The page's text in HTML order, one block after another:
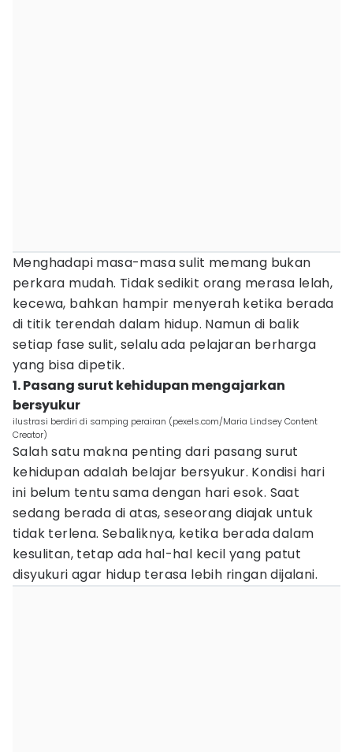
Menghadapi masa-masa sulit memang bukan
perkara mudah. Tidak sedikit orang merasa lelah,
kecewa, bahkan hampir menyerah ketika berada
di titik terendah dalam hidup. Namun di balik
setiap fase sulit, selalu ada pelajaran berharga
yang bisa dipetik.
1. Pasang surut kehidupan mengajarkan
bersyukur
ilustrasi berdiri di samping perairan (pexels.com/Maria Lindsey Content
Creator)
Salah satu makna penting dari pasang surut
kehidupan adalah belajar bersyukur. Kondisi hari
ini belum tentu sama dengan hari esok. Saat
sedang berada di atas, seseorang diajak untuk
tidak terlena. Sebaliknya, ketika berada dalam
kesulitan, tetap ada hal-hal kecil yang patut
disyukuri agar hidup terasa lebih ringan dijalani.